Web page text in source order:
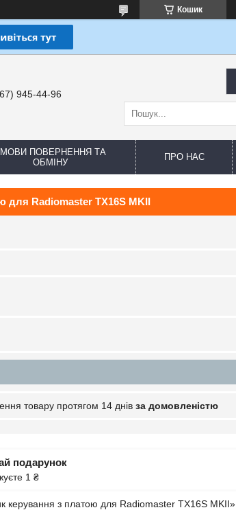
Кошик
945-44-96
ПОВЕРНЕННЯ ТА
ОБМІНУ
ПРО НАС
для Radiomaster TX16S MKII
товару протягом 14 днів за домовленістю
подарунок
1 ₴
керування з платою для Radiomaster TX16S MKII»